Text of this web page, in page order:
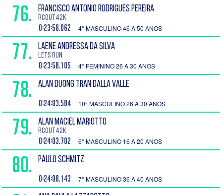
76. FRANCISCO ANTONIO RODRIGUES PEREIRA
RCOUT42K
0:23:58.062 4° MASCULINO 46 A 50 ANOS
77. LAENE ANDRESSA DA SILVA
Lets Run
0:23:58.105 4° FEMININO 26 A 30 ANOS
78. ALAN DUONG TRAN DALLA VALLE
0:24:03.584 10° MASCULINO 26 A 30 ANOS
79. ALAN MACIEL MARIOTTO
RCOUT42K
0:24:03.702 6° MASCULINO 16 A 20 ANOS
80. PAULO SCHMITZ
0:24:08.143 7° MASCULINO 36 A 40 ANOS